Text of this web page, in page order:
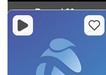
Record 80-х